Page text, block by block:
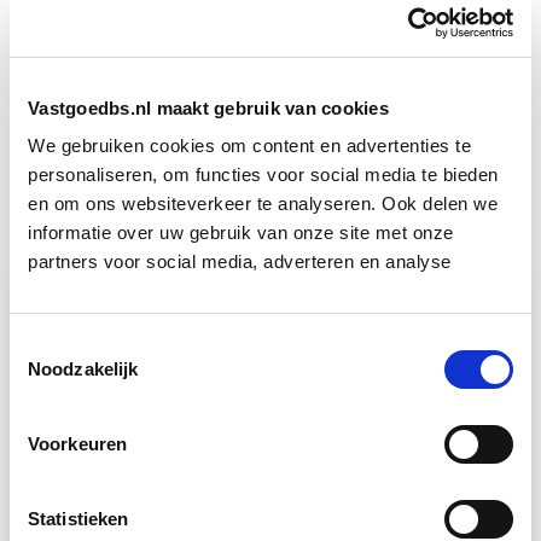
Vastgoedbs.nl maakt gebruik van cookies
We gebruiken cookies om content en advertenties te
personaliseren, om functies voor social media te bieden
en om ons websiteverkeer te analyseren. Ook delen we
informatie over uw gebruik van onze site met onze
partners voor social media, adverteren en analyse
Noodzakelijk
Voorkeuren
Statistieken
Verduurzaming Vastgoed en
Start di 8
Vastgoedbeheer Start wo 9 sep
Business Case voor Vastgoed- &
Tijdens deze opleiding leer je om integraal
verbeteren. De belangrijkste trends in vastgoed